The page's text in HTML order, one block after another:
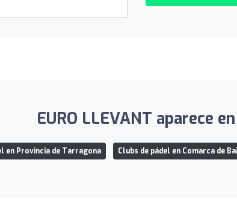
EURO LLEVANT aparece
en Provincia de Tarragona Clubs de pádel en Comarca de